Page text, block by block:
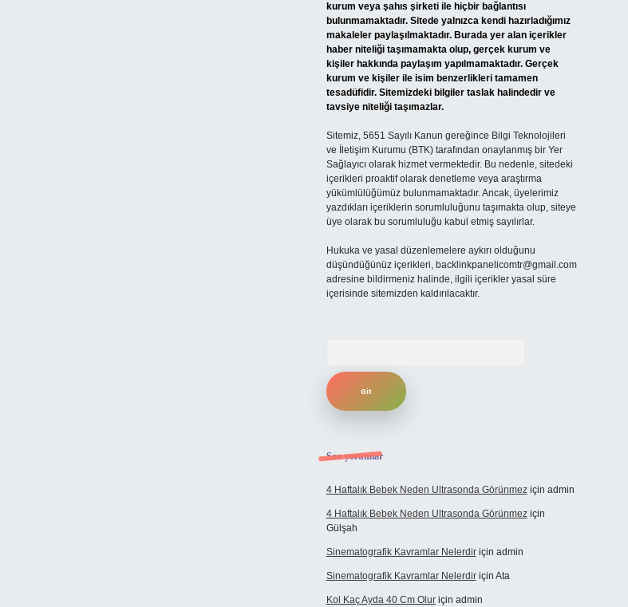
kurum veya şahıs şirketi ile hiçbir bağlantısı
bulunmamaktadır. Sitede yalnızca kendi hazırladığımız
makaleler paylaşılmaktadır. Burada yer alan içerikler
haber niteliği taşımamakta olup, gerçek kurum ve
kişiler hakkında paylaşım yapılmamaktadır. Gerçek
kurum ve kişiler ile isim benzerlikleri tamamen
tesadüfidir. Sitemizdeki bilgiler taslak halindedir ve
tavsiye niteliği taşımazlar.
Sitemiz, 5651 Sayılı Kanun gereğince Bilgi Teknolojileri
ve İletişim Kurumu (BTK) tarafından onaylanmış bir Yer
Sağlayıcı olarak hizmet vermektedir. Bu nedenle, sitedeki
içerikleri proaktif olarak denetleme veya araştırma
yükümlülüğümüz bulunmamaktadır. Ancak, üyelerimiz
yazdıkları içeriklerin sorumluluğunu taşımakta olup, siteye
üye olarak bu sorumluluğu kabul etmiş sayılırlar.
Hukuka ve yasal düzenlemelere aykırı olduğunu
düşündüğünüz içerikleri, backlinkpanelicomtr@gmail.com
adresine bildirmeniz halinde, ilgili içerikler yasal süre
içerisinde sitemizden kaldırılacaktır.
Son yorumlar
4 Haftalık Bebek Neden Ultrasonda Görünmeziçin admin
4 Haftalık Bebek Neden Ultrasonda Görünmeziçin
Gülşah
Sinematografik Kavramlar Nelerdiriçin admin
Sinematografik Kavramlar Nelerdiriçin Ata
Kol Kaç Ayda 40 Cm Oluriçin admin